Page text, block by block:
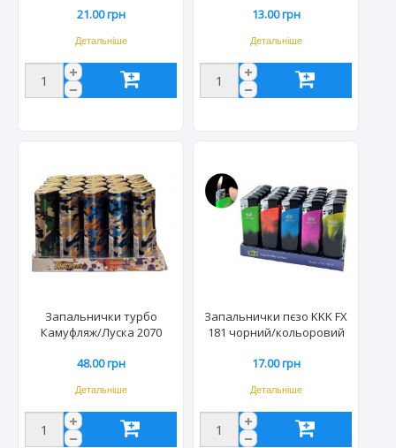
21.00 грн
Детальніше
13.00 грн
Детальніше
Запальнички турбо
Камуфляж/Луска 2070
48.00 грн
Детальніше
Запальнички пєзо KKK FX
181 чорний/кольоровий
17.00 грн
Детальніше